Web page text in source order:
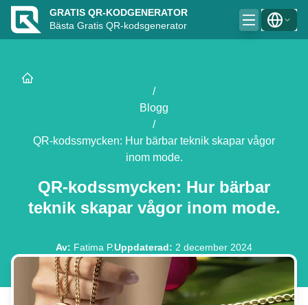
GRATIS QR-KODGENERATOR
Bästa Gratis QR-kodsgenerator
/
Blogg
/
QR-kodssmycken: Hur bärbar teknik skapar vågor
inom mode.
QR-kodssmycken: Hur bärbar
teknik skapar vågor inom mode.
Av: Fatima P.Uppdaterad: 2 december 2024